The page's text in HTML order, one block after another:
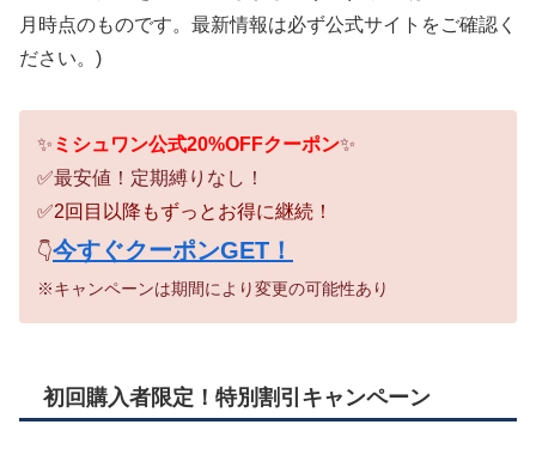
月時点のものです。最新情報は必ず公式サイトをご確認く
ださい。)
✨ ミシュワン公式20%OFFクーポン✨
✅最安値！定期縛りなし！
✅2回目以降もずっとお得に継続！
👇今すぐクーポンGET！
※キャンペーンは期間により変更の可能性あり
初回購入者限定！特別割引キャンペーン